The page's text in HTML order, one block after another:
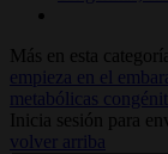
Más en esta
empieza en el
metabólicas
Inicia sesión para
volver arriba